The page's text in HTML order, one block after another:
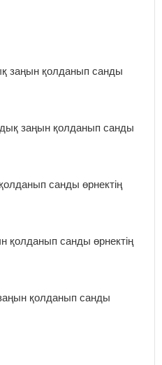
заңын қолданып санды
заңын қолданып санды
санды өрнектің
қолданып санды өрнектің
заңын қолданып санды